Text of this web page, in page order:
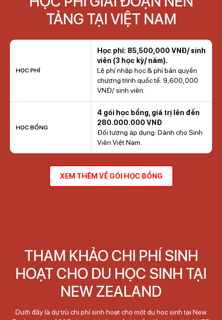
TẢNG TẠI VIỆT NAM
HỌC PHÍ
Học phí: 85,500,000 VNĐ/ sinh
viên (3 học kỳ/ năm).
Lệ phí nhập học & phí bản quyền
chương trình quốc tế: 9,600,000
VNĐ/ sinh viên.
HỌC BỔNG
4 gói học bổng, giá trị lên đến
280.000.000 VNĐ
Đối tượng áp dụng: Dành cho Sinh
Viên Việt Nam.
XEM THÊM VỀ GÓI HỌC BỔNG
THAM KHẢO CHI PHÍ SINH
HOẠT CHO DU HỌC SINH TẠI
NEW ZEALAND
Dưới đây là dự trù chi phí sinh hoạt cho một du học sinh tại New